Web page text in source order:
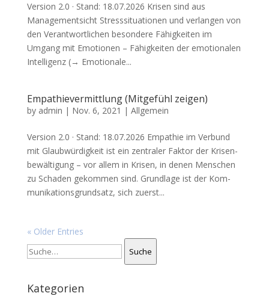
Ver­si­on 2.0 · Stand: 18.07.2026 Kri­sen sind aus
Manage­ment­sicht Stress­si­tua­tio­nen und ver­lan­gen von
den Ver­ant­wort­li­chen beson­de­re Fähig­kei­ten im
Umgang mit Emo­tio­nen – Fähig­kei­ten der emo­tio­na­len
Intel­li­genz (→ Emo­tio­na­le...
Empathievermittlung (Mitgefühl zeigen)
by admin | Nov. 6, 2021 | Allgemein
Ver­si­on 2.0 · Stand: 18.07.2026 Empa­thie im Ver­bund
mit Glaub­wür­dig­keit ist ein zen­tra­ler Fak­tor der Kri­sen­
be­wäl­ti­gung – vor allem in Kri­sen, in denen Men­schen
zu Scha­den gekom­men sind. Grund­la­ge ist der Kom­
mu­ni­ka­ti­ons­grund­satz, sich zuerst...
« Older Entries
Suche
Suche
Kategorien